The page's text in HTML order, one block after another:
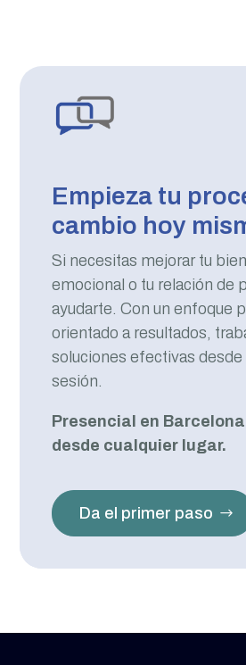
Empieza tu
cambio hoy
Si necesitas mejorar tu
emocional o tu relación de
ayudarte. Con un enfoque
orientado a resultados,
soluciones efectivas
sesión.
Presencial en
desde cualquier lugar.
Da el primer paso